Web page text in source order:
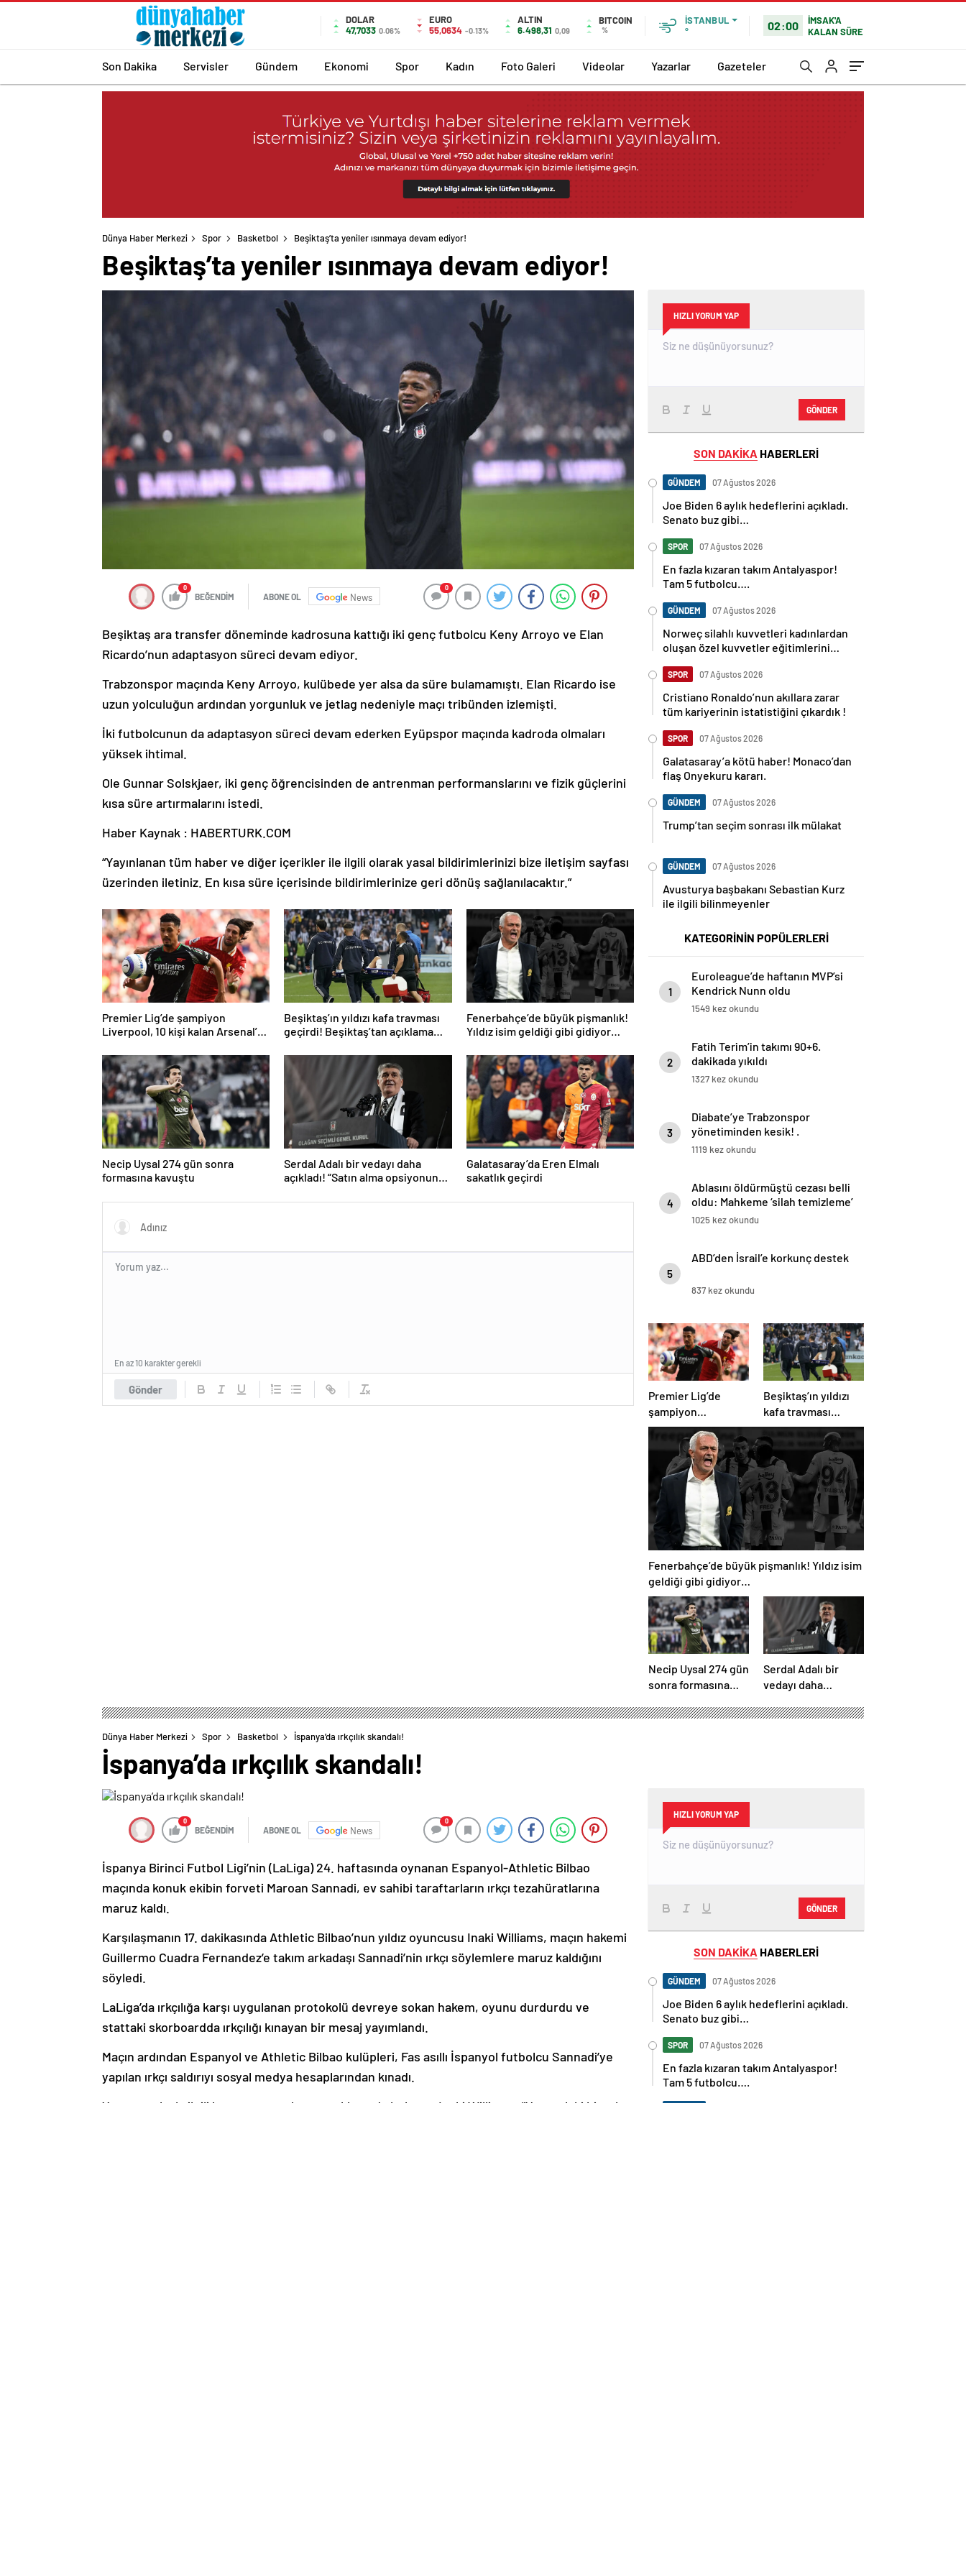
DOLAR
47,7033 0.06%
EURO
55,0634 -0.13%
ALTIN
6.498,31 0,09
BITCOIN
%
İSTANBUL
°
02:00
İMSAK'A
KALAN SÜRE
Son Dakika Servisler Gündem Ekonomi Spor Kadın Foto Galeri Videolar Yazarlar Gazeteler
Dünya Haber Merkezi Spor Basketbol Beşiktaş’ta yeniler ısınmaya devam ediyor!
Beşiktaş’ta yeniler ısınmaya devam ediyor!
0
BEĞENDİM ABONE OL News
0
Beşiktaş ara transfer döneminde kadrosuna kattığı iki genç futbolcu Keny Arroyo ve Elan
Ricardo’nun adaptasyon süreci devam ediyor.
Trabzonspor maçında Keny Arroyo, kulübede yer alsa da süre bulamamıştı. Elan Ricardo ise
uzun yolculuğun ardından yorgunluk ve jetlag nedeniyle maçı tribünden izlemişti.
İki futbolcunun da adaptasyon süreci devam ederken Eyüpspor maçında kadroda olmaları
yüksek ihtimal.
Ole Gunnar Solskjaer, iki genç öğrencisinden de antrenman performanslarını ve fizik güçlerini
kısa süre artırmalarını istedi.
Haber Kaynak : HABERTURK.COM
“Yayınlanan tüm haber ve diğer içerikler ile ilgili olarak yasal bildirimlerinizi bize iletişim sayfası
üzerinden iletiniz. En kısa süre içerisinde bildirimlerinize geri dönüş sağlanılacaktır.”
Premier Lig’de şampiyon
Liverpool, 10 kişi kalan Arsenal’e
Beşiktaş’ın yıldızı kafa travması
geçirdi! Beşiktaş’tan açıklama
Fenerbahçe’de büyük pişmanlık!
Yıldız isim geldiği gibi gidiyor…
Necip Uysal 274 gün sonra
formasına kavuştu
Serdal Adalı bir vedayı daha
açıkladı! “Satın alma opsiyonunu
Galatasaray’da Eren Elmalı
sakatlık geçirdi
Gönder
En az 10 karakter gerekli
HIZLI YORUM YAP
GÖNDER
SON DAKİKA HABERLERİ
GÜNDEM 07 Ağustos 2026
Joe Biden 6 aylık hedeflerini açıkladı.
Senato buz gibi…
SPOR 07 Ağustos 2026
En fazla kızaran takım Antalyaspor!
Tam 5 futbolcu….
GÜNDEM 07 Ağustos 2026
Norweç silahlı kuvvetleri kadınlardan
oluşan özel kuvvetler eğitimlerini
SPOR 07 Ağustos 2026
Cristiano Ronaldo’nun akıllara zarar
tüm kariyerinin istatistiğini çıkardık !
SPOR 07 Ağustos 2026
Galatasaray’a kötü haber! Monaco’dan
flaş Onyekuru kararı.
GÜNDEM 07 Ağustos 2026
Trump’tan seçim sonrası ilk mülakat
GÜNDEM 07 Ağustos 2026
Avusturya başbakanı Sebastian Kurz
ile ilgili bilinmeyenler
KATEGORİNİN POPÜLERLERİ
1
Euroleague’de haftanın MVP’si
Kendrick Nunn oldu
1549 kez okundu
2
Fatih Terim’in takımı 90+6.
dakikada yıkıldı
1327 kez okundu
3
Diabate’ye Trabzonspor
yönetiminden kesik! .
1119 kez okundu
4
Ablasını öldürmüştü cezası belli
oldu: Mahkeme ‘silah temizleme’
yalanını yutmadı
1025 kez okundu
5
ABD’den İsrail’e korkunç destek
837 kez okundu
Premier Lig’de
şampiyon
Liverpool, 10 kişi
kalan Arsenal’e
takıldı
Beşiktaş’ın yıldızı
kafa travması
geçirdi!
Beşiktaş’tan
açıklama geldi…
Fenerbahçe’de büyük pişmanlık! Yıldız isim
geldiği gibi gidiyor…
Necip Uysal 274 gün
sonra formasına
Serdal Adalı bir
vedayı daha
opsiyonunu
Dünya Haber Merkezi Spor Basketbol İspanya’da ırkçılık skandalı!
İspanya’da ırkçılık skandalı!
0
BEĞENDİM ABONE OL News
0
İspanya Birinci Futbol Ligi’nin (LaLiga) 24. haftasında oynanan Espanyol-Athletic Bilbao
maçında konuk ekibin forveti Maroan Sannadi, ev sahibi taraftarların ırkçı tezahüratlarına
maruz kaldı.
Karşılaşmanın 17. dakikasında Athletic Bilbao’nun yıldız oyuncusu Inaki Williams, maçın hakemi
Guillermo Cuadra Fernandez’e takım arkadaşı Sannadi’nin ırkçı söylemlere maruz kaldığını
söyledi.
LaLiga’da ırkçılığa karşı uygulanan protokolü devreye sokan hakem, oyunu durdurdu ve
stattaki skorboardda ırkçılığı kınayan bir mesaj yayımlandı.
Maçın ardından Espanyol ve Athletic Bilbao kulüpleri, Fas asıllı İspanyol futbolcu Sannadi’ye
yapılan ırkçı saldırıyı sosyal medya hesaplarından kınadı.
Yaşanan olayla ilgili basın mensuplarına açıklamada bulunan Inaki Williams, “Ne yazık ki birçok
HIZLI YORUM YAP
GÖNDER
SON DAKİKA HABERLERİ
GÜNDEM 07 Ağustos 2026
Joe Biden 6 aylık hedeflerini açıkladı.
Senato buz gibi…
SPOR 07 Ağustos 2026
En fazla kızaran takım Antalyaspor!
Tam 5 futbolcu….